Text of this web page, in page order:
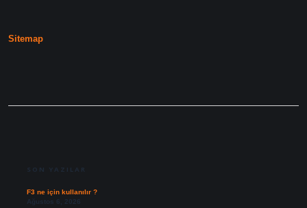
Sitemap
SON YAZILAR
F3 ne için kullanılır ?
Ağustos 6, 2026